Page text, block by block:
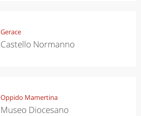
Gerace
Castello Normanno
Oppido Mamertina
Museo Diocesano